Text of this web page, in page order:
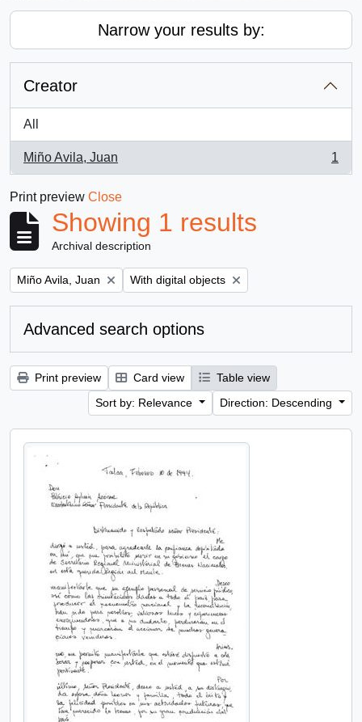
Narrow your results by:
Creator
All
Miño Avila, Juan
, 1 results
1
Print preview Close
Showing 1 results
Archival description
Remove filter:
Miño Avila, Juan Remove filter:
With digital objects
Advanced search options
Print preview Card view
Table view
Sort by: Relevance
Direction: Descending